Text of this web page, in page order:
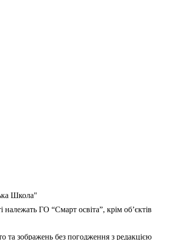
Школа"
ГО “Смарт освіта”, крім об’єктів
та зображень без погодження з редакцією